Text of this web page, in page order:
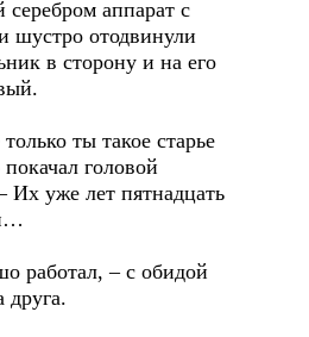
аппарат с
шустро отодвинули
в сторону и на его
ты такое старье
головой
Их уже лет пятнадцать
– с обидой
друга.